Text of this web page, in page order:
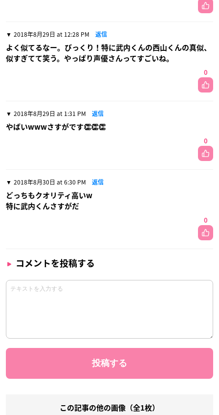
2018年8月29日 at 12:28 PM 返信
よく似てるなー。びっくり！特に武内くんの西山くんの真似、
似すぎてて笑う。やっぱり声優さんってすごいね。
0
2018年8月29日 at 1:31 PM 返信
やばいwwwさすがです👏👏👏
0
2018年8月30日 at 6:30 PM 返信
どっちもクオリティ高いw
特に武内くんさすがだ
0
コメントを投稿する
この記事の他の画像（全1枚）